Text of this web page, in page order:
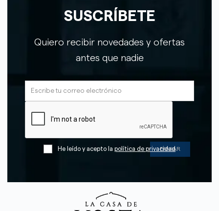
SUSCRÍBETE
Quiero recibir novedades y ofertas
antes que nadie
He leído y acepto la política de privacidad